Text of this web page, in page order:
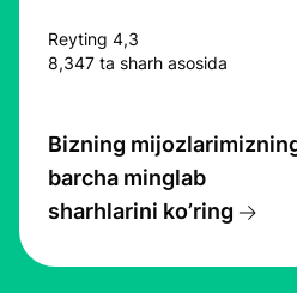
Reyting 4,3
8,347 ta sharh asosida
Bizning
barcha minglab
sharhlarini ko’ring